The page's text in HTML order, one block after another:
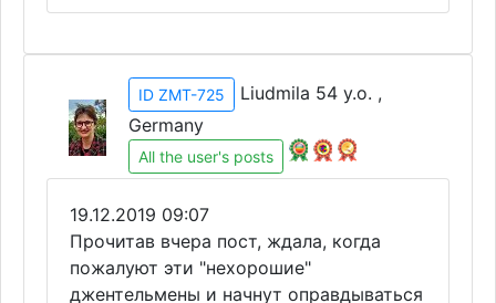
ID ZMT-725
Liudmila 54 y.o. ,
Germany
All the user's posts
19.12.2019 09:07
Прочитав вчера пост, ждала, когда
пожалуют эти "нехорошие"
джентельмены и начнут оправдываться